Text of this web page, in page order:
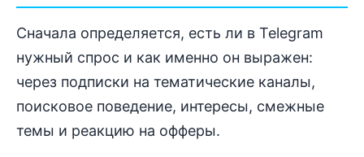
Сначала определяется, есть ли в Telegram
нужный спрос и как именно он выражен:
через подписки на тематические каналы,
поисковое поведение, интересы, смежные
темы и реакцию на офферы.